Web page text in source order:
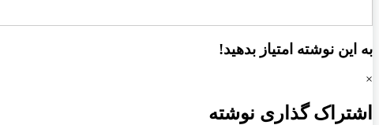
به این نوشته امتیاز بدهید!
×
اشتراک گذاری نوشته